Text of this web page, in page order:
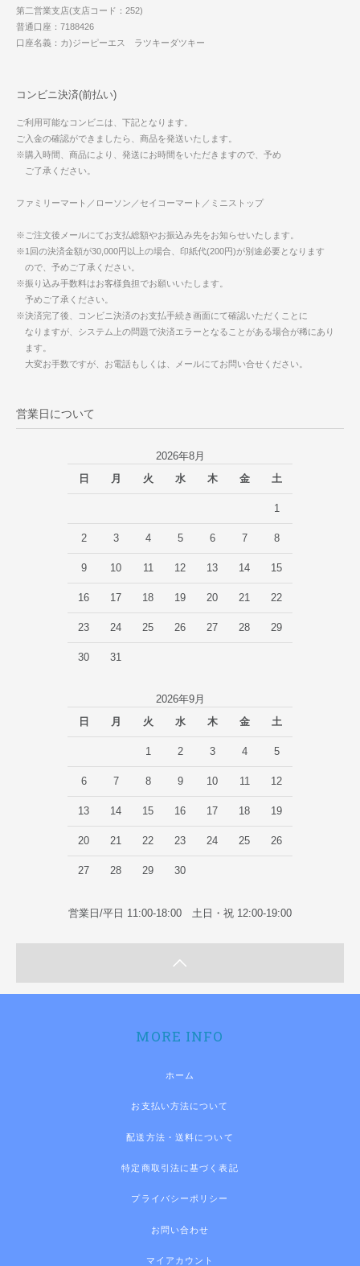
第二営業支店(支店コード：252)
普通口座：7188426
口座名義：カ)ジーピーエス ラツキーダツキー
コンビニ決済(前払い)
ご利用可能なコンビニは、下記となります。
ご入金の確認ができましたら、商品を発送いたします。
※購入時間、商品により、発送にお時間をいただきますので、予め
ご了承ください。
ファミリーマート／ローソン／セイコーマート／ミニストップ
※ご注文後メールにてお支払総額やお振込み先をお知らせいたします。
※1回の決済金額が30,000円以上の場合、印紙代(200円)が別途必要となります
ので、予めご了承ください。
※振り込み手数料はお客様負担でお願いいたします。
予めご了承ください。
※決済完了後、コンビニ決済のお支払手続き画面にて確認いただくことに
なりますが、システム上の問題で決済エラーとなることがある場合が稀にあり
ます。
大変お手数ですが、お電話もしくは、メールにてお問い合せください。
営業日について
2026年8月
日
月 火 水 木 金 土
1
2 3 4 5 6 7 8
9 10 11 12 13 14 15
16 17 18 19 20 21 22
23 24 25 26 27 28 29
30 31
2026年9月
日
月 火 水 木 金 土
1 2 3 4 5
6 7 8 9 10 11 12
13 14 15 16 17 18 19
20 21 22 23 24 25 26
27 28 29 30
営業日/平日 11:00-18:00 土日・祝 12:00-19:00
MORE INFO
ホーム
お支払い方法について
配送方法・送料について
特定商取引法に基づく表記
プライバシーポリシー
お問い合わせ
マイアカウント